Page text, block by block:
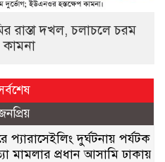
রাস্তা দখল, চলাচলে চরম
প্যারাসেইলিং দুর্ঘটনায় পর্যটক
মামলার প্রধান আসামি ঢাকায়